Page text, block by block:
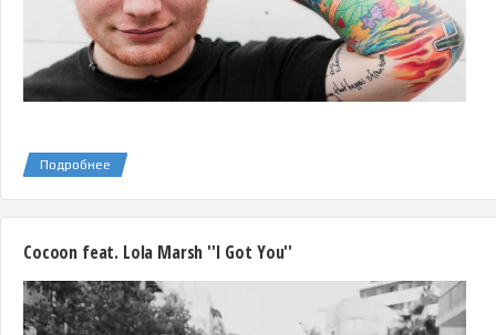
Подробнее
Cocoon feat. Lola Marsh ''I Got You''